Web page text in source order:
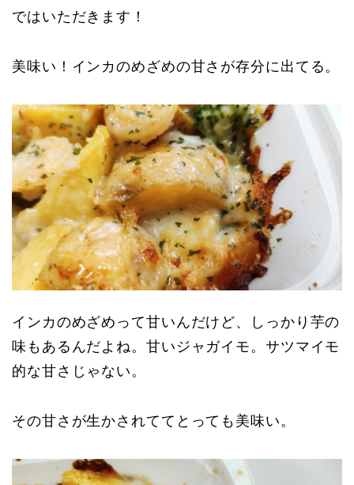
ではいただきます！
美味い！インカのめざめの甘さが存分に出てる。
インカのめざめって甘いんだけど、しっかり芋の
味もあるんだよね。甘いジャガイモ。サツマイモ
的な甘さじゃない。
その甘さが生かされててとっても美味い。